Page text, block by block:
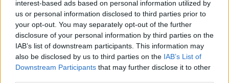
interest-based ads based on personal information utilized by
us or personal information disclosed to third parties prior to
your opt-out. You may separately opt-out of the further
disclosure of your personal information by third parties on the
IAB’s list of downstream participants. This information may
also be disclosed by us to third parties on the IAB’s List of
Downstream Participants that may further disclose it to other